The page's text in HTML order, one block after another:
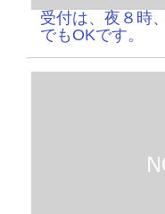
受付は、夜８時
でもOKです。